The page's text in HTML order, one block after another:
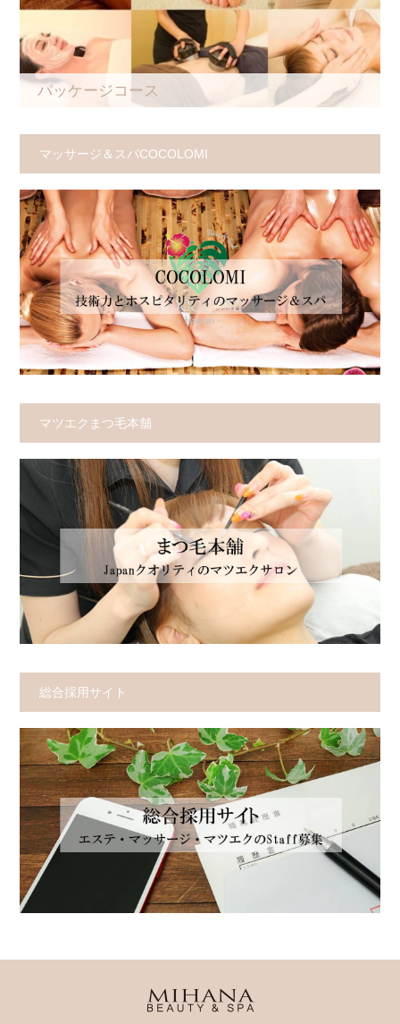
パッケージコース
マッサージ＆スパCOCOLOMI
マツエクまつ毛本舗
総合採用サイト